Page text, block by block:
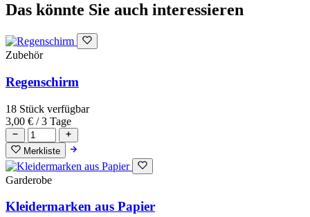
Das könnte Sie auch interessieren
Zubehör
Regenschirm
18 Stück verfügbar
3,00 € / 3 Tage
Merkliste
Garderobe
Kleidermarken aus Papier